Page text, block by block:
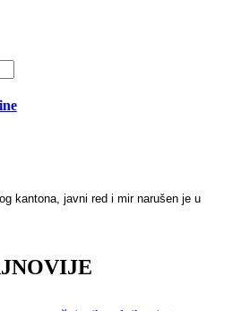
kantona, javni red i mir narušen je u